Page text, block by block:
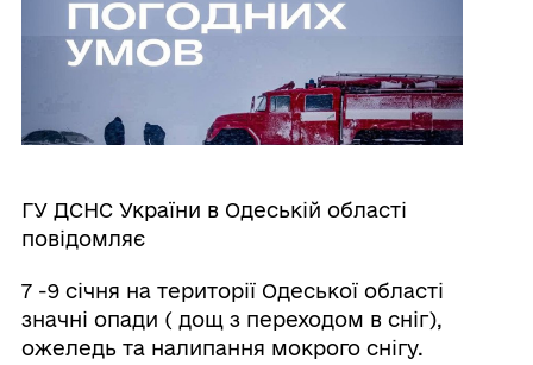
ГУ ДСНС України в Одеській області
повідомляє
7 -9 січня на території Одеської області
значні опади ( дощ з переходом в сніг),
ожеледь та налипання мокрого снігу.